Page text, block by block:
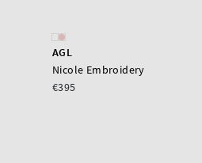
AGL
Nicole Embroidery
€395